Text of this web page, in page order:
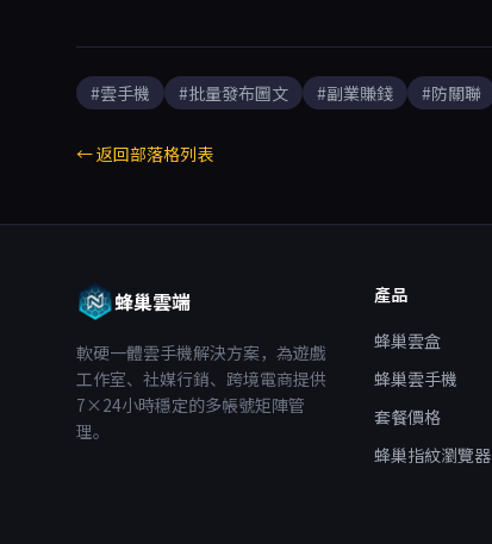
#雲手機 #批量發布圖文 #副業賺錢 #防關聯
← 返回部落格列表
蜂巢雲端
軟硬一體雲手機解決方案，為遊戲
工作室、社媒行銷、跨境電商提供
7×24小時穩定的多帳號矩陣管
理。
產品
蜂巢雲盒
蜂巢雲手機
套餐價格
蜂巢指紋瀏覽器